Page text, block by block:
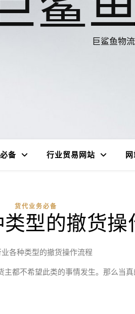
巨鲨鱼物流
备 行业贸易网站 网
货代业务必备
型的撤货操
各种类型的撤货操作流程
都不希望此类的事情发生。那么当